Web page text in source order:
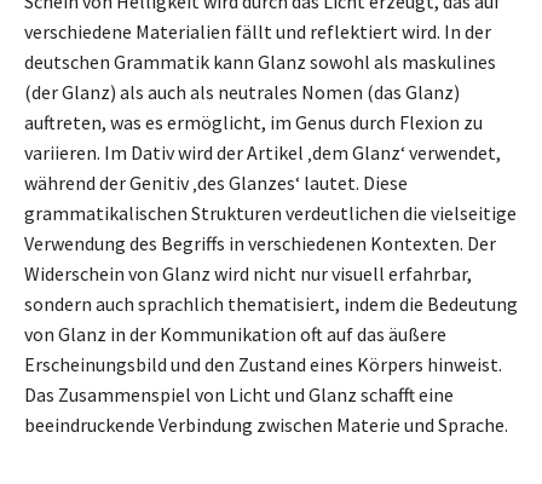
verschiedene Materialien fällt und reflektiert wird. In der
deutschen Grammatik kann Glanz sowohl als maskulines
(der Glanz) als auch als neutrales Nomen (das Glanz)
auftreten, was es ermöglicht, im Genus durch Flexion zu
variieren. Im Dativ wird der Artikel ‚dem Glanz‘ verwendet,
während der Genitiv ‚des Glanzes‘ lautet. Diese
grammatikalischen Strukturen verdeutlichen die vielseitige
Verwendung des Begriffs in verschiedenen Kontexten. Der
Widerschein von Glanz wird nicht nur visuell erfahrbar,
sondern auch sprachlich thematisiert, indem die Bedeutung
von Glanz in der Kommunikation oft auf das äußere
Erscheinungsbild und den Zustand eines Körpers hinweist.
Das Zusammenspiel von Licht und Glanz schafft eine
beeindruckende Verbindung zwischen Materie und Sprache.